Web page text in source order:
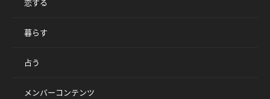
恋する
暮らす
占う
メンバーコンテンツ